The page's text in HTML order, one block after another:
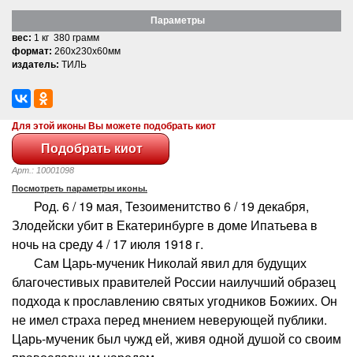
Параметры
вес: 1 кг 380 грамм
формат: 260x230x60мм
издатель: ТИЛЬ
Для этой иконы Вы можете подобрать киот
Арт.: 10001098
Посмотреть параметры иконы.
Род. 6 / 19 мая, Тезоименитство 6 / 19 декабря,
Злодейски убит в Екатеринбурге в доме Ипатьева в
ночь на среду 4 / 17 июля 1918 г.
Сам Царь-мученик Николай явил для будущих
благочестивых правителей России наилучший образец
подхода к прославлению святых угодников Божиих. Он
не имел страха перед мнением неверующей публики.
Царь-мученик был чужд ей, живя одной душой со своим